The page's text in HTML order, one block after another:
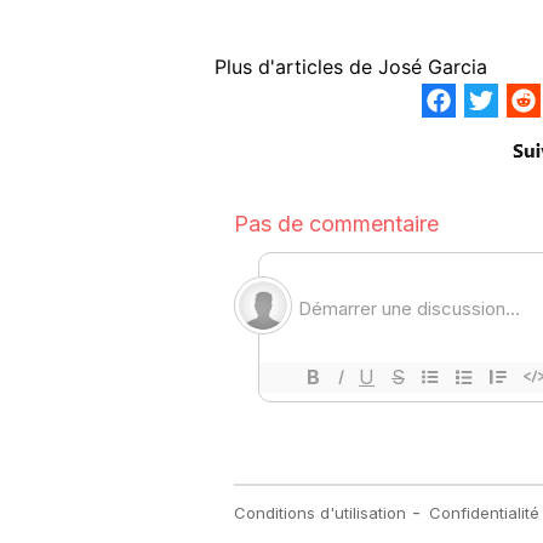
Plus d'articles de José Garcia